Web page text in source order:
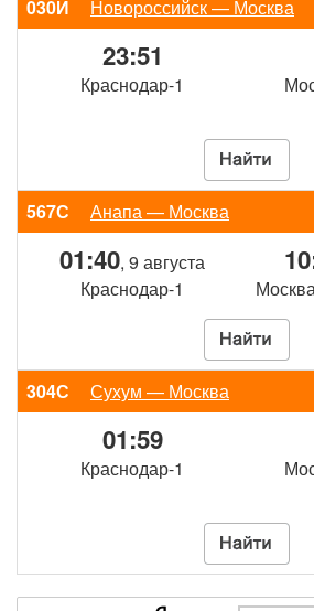
030Й Новороссийск — Москва
23:51
Краснодар-1
567С Анапа — Москва
01:40, 9 августа
Краснодар-1
304С Сухум — Москва
01:59
Краснодар-1